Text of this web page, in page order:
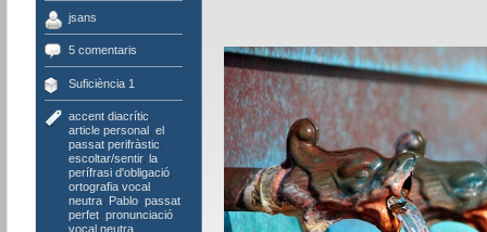
jsans
5 comentaris
Suficiència 1
accent diacrític
article personal, el
passat perifràstic
escoltar/sentir, la
perífrasi d'obligació,
ortografia vocal
neutra, Pablo, passat
perfet, pronunciació
vocal neutra,